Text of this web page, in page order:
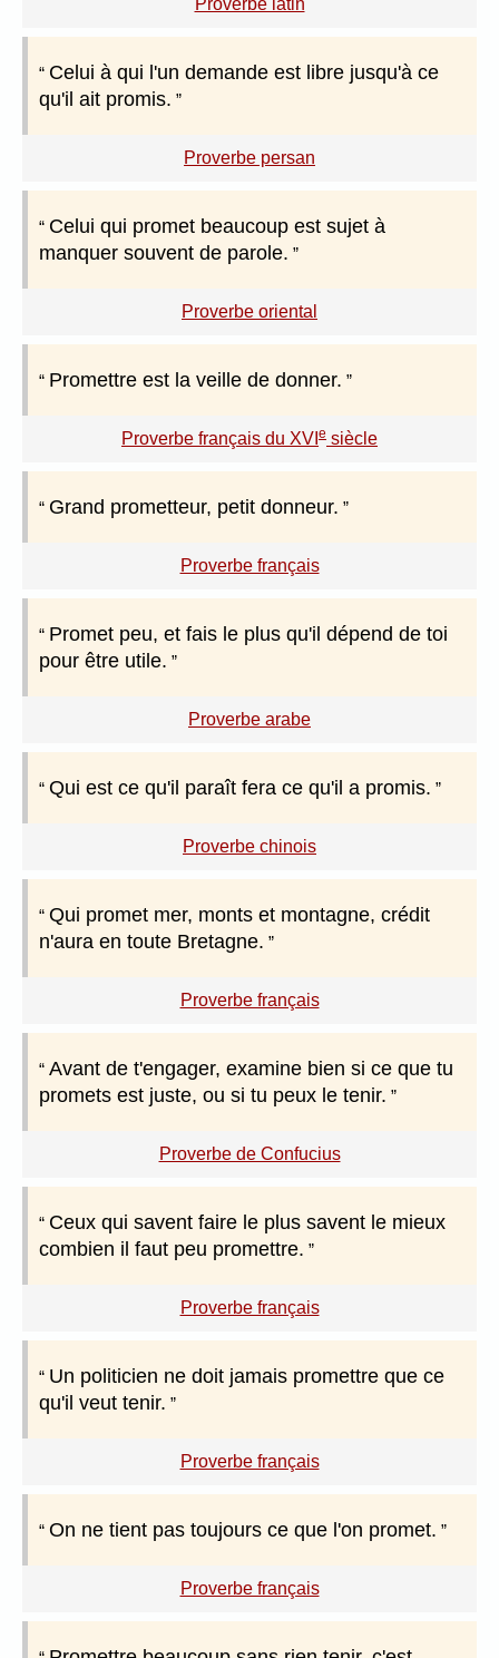
Proverbe latin
Celui à qui l'un demande est libre jusqu'à ce
qu'il ait promis.
Proverbe persan
Celui qui promet beaucoup est sujet à
manquer souvent de parole.
Proverbe oriental
Promettre est la veille de donner.
Proverbe français du XVI e siècle
Grand prometteur, petit donneur.
Proverbe français
Promet peu, et fais le plus qu'il dépend de toi
pour être utile.
Proverbe arabe
Qui est ce qu'il paraît fera ce qu'il a promis.
Proverbe chinois
Qui promet mer, monts et montagne, crédit
n'aura en toute Bretagne.
Proverbe français
Avant de t'engager, examine bien si ce que tu
promets est juste, ou si tu peux le tenir.
Proverbe de Confucius
Ceux qui savent faire le plus savent le mieux
combien il faut peu promettre.
Proverbe français
Un politicien ne doit jamais promettre que ce
qu'il veut tenir.
Proverbe français
On ne tient pas toujours ce que l'on promet.
Proverbe français